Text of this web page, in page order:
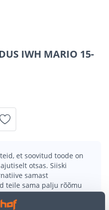
IWH MARIO 15-
et soovitud toode on
otsas. Siiski
samast
teile sama palju rõõmu
siin lõppema - oma